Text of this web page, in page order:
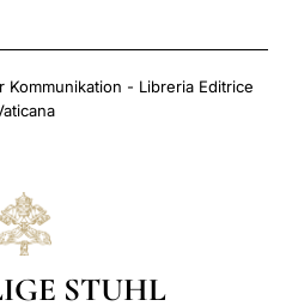
- Libreria Editrice
STUHL